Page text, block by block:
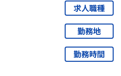
求人職種
勤務地
勤務時間